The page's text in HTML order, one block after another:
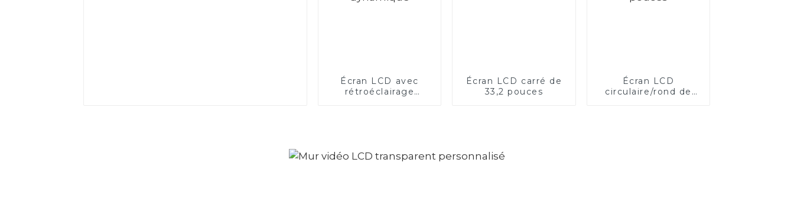
Écran LCD avec
rétroéclairage
Écran LCD carré de
33,2 pouces
Écran LCD
circulaire/rond de